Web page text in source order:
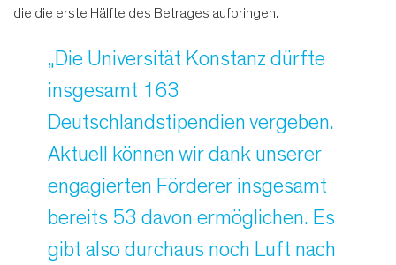
die die erste Hälfte des Betrages aufbringen.
„Die Universität Konstanz dürfte
insgesamt 163
Deutschlandstipendien vergeben.
Aktuell können wir dank unserer
engagierten Förderer insgesamt
bereits 53 davon ermöglichen. Es
gibt also durchaus noch Luft nach